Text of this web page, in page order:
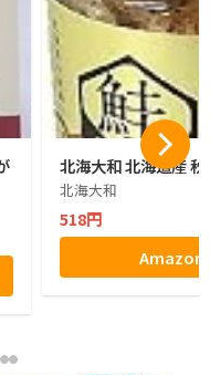
北海大和 北海道産
北海大和
518円
Amazon